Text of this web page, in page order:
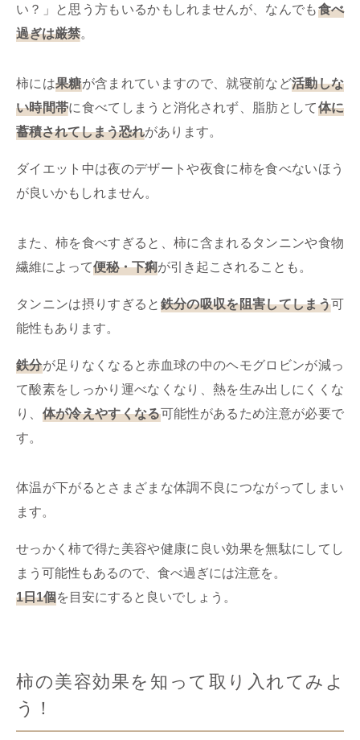
い？」と思う方もいるかもしれませんが、なんでも食べ
過ぎは厳禁。
柿には果糖が含まれていますので、就寝前など活動しな
い時間帯に食べてしまうと消化されず、脂肪として体に
蓄積されてしまう恐れがあります。
ダイエット中は夜のデザートや夜食に柿を食べないほう
が良いかもしれません。
また、柿を食べすぎると、柿に含まれるタンニンや食物
繊維によって便秘・下痢が引き起こされることも。
タンニンは摂りすぎると 鉄分の吸収を阻害してしまう可
能性もあります。
鉄分が足りなくなると赤血球の中のヘモグロビンが減っ
て酸素をしっかり運べなくなり、熱を生み出しにくくな
り、 体が冷えやすくなる可能性があるため注意が必要で
す。
体温が下がるとさまざまな体調不良につながってしまい
ます。
せっかく柿で得た美容や健康に良い効果を無駄にしてし
まう可能性もあるので、食べ過ぎには注意を。
1日1個を目安にすると良いでしょう。
柿の美容効果を知って取り入れてみよ
う！